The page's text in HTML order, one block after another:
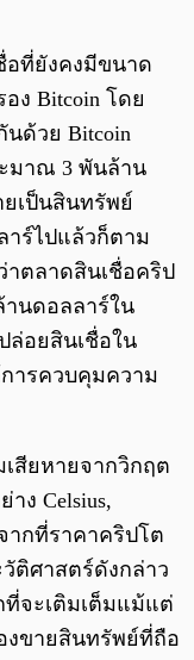
อที่ยังคงมีขนาด
ง Bitcoin โดย
นด้วย Bitcoin
มาณ 3 พันล้าน
เป็นสินทรัพย์
ร์ไปแล้วก็ตาม
าตลาดสินเชื่อคริป
านดอลลาร์ใน
ล่อยสินเชื่อใน
ารควบคุมความ
สียหายจากวิกฤต
ง Celsius,
ากที่ราคาคริปโต
ติศาสตร์ดังกล่าว
ที่จะเติมเต็มแม้แต่
งขายสินทรัพย์ที่ถือ